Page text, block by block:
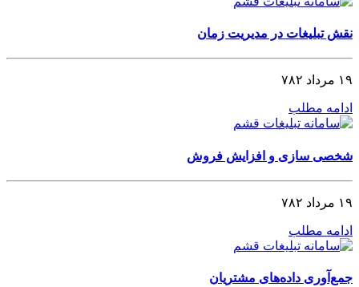
نقش تبلیغات در مدیریت زمان
۱۹ مرداد ۷۸۲
ادامه مطلب
شخصی‌ سازی و افزایش فروش
۱۹ مرداد ۷۸۲
ادامه مطلب
جمع‌آوری داده‌های مشتریان